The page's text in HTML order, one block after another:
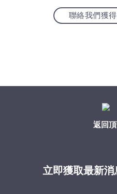
聯絡我們獲
返回
立即獲取最新